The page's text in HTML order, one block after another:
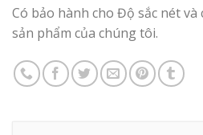
Có bảo hành cho Độ sắc nét
sản phẩm của chúng tôi.